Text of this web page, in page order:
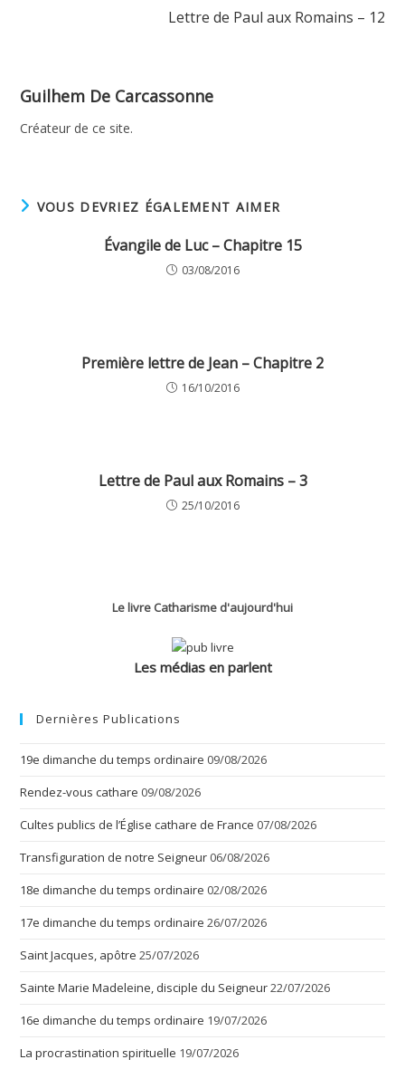
Lettre de Paul aux Romains – 12
Guilhem De Carcassonne
Créateur de ce site.
VOUS DEVRIEZ ÉGALEMENT AIMER
Évangile de Luc – Chapitre 15
03/08/2016
Première lettre de Jean – Chapitre 2
16/10/2016
Lettre de Paul aux Romains – 3
25/10/2016
Le livre Catharisme d'aujourd'hui
Les médias en parlent
Dernières Publications
19e dimanche du temps ordinaire 09/08/2026
Rendez-vous cathare 09/08/2026
Cultes publics de l’Église cathare de France 07/08/2026
Transfiguration de notre Seigneur 06/08/2026
18e dimanche du temps ordinaire 02/08/2026
17e dimanche du temps ordinaire 26/07/2026
Saint Jacques, apôtre 25/07/2026
Sainte Marie Madeleine, disciple du Seigneur22/07/2026
16e dimanche du temps ordinaire 19/07/2026
La procrastination spirituelle 19/07/2026